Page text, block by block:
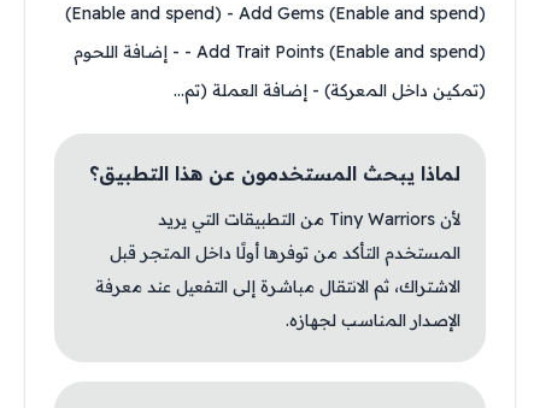
(Enable and spend) - Add Gems (Enable and spend)
- Add Trait Points (Enable and spend) - إضافة اللحوم
(تمكين داخل المعركة) - إضافة العملة (تم...
لماذا يبحث المستخدمون عن هذا التطبيق؟
لأن Tiny Warriors من التطبيقات التي يريد
المستخدم التأكد من توفرها أولًا داخل المتجر قبل
الاشتراك، ثم الانتقال مباشرة إلى التفعيل عند معرفة
الإصدار المناسب لجهازه.